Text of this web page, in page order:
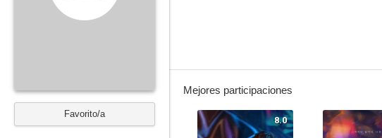
Favorito/a
Mejores participaciones
8.0